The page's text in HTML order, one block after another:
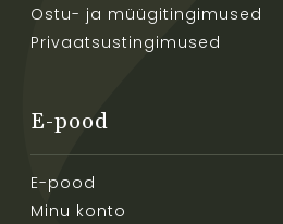
Ostu- ja müügitingimused
Privaatsustingimused
E-pood
E-pood
Minu konto